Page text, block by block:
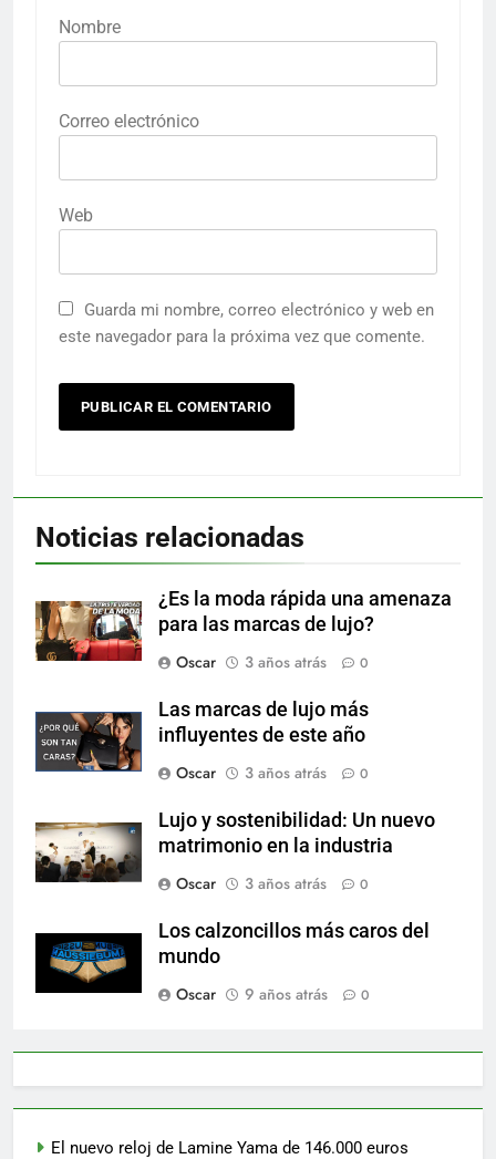
Nombre
Correo electrónico
Web
Guarda mi nombre, correo electrónico y web en
este navegador para la próxima vez que comente.
Noticias relacionadas
¿Es la moda rápida una amenaza
para las marcas de lujo?
Oscar
3 años atrás 0
Las marcas de lujo más
influyentes de este año
Oscar
3 años atrás 0
Lujo y sostenibilidad: Un nuevo
matrimonio en la industria
Oscar
3 años atrás 0
Los calzoncillos más caros del
mundo
Oscar
9 años atrás 0
El nuevo reloj de Lamine Yama de 146.000 euros